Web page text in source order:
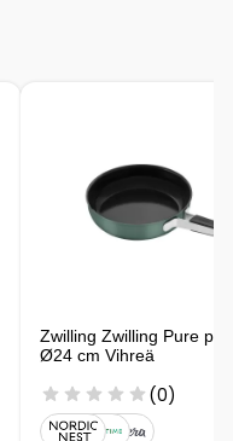
Zwilling Zwilling Pure
Ø24 cm Vihreä
(0)